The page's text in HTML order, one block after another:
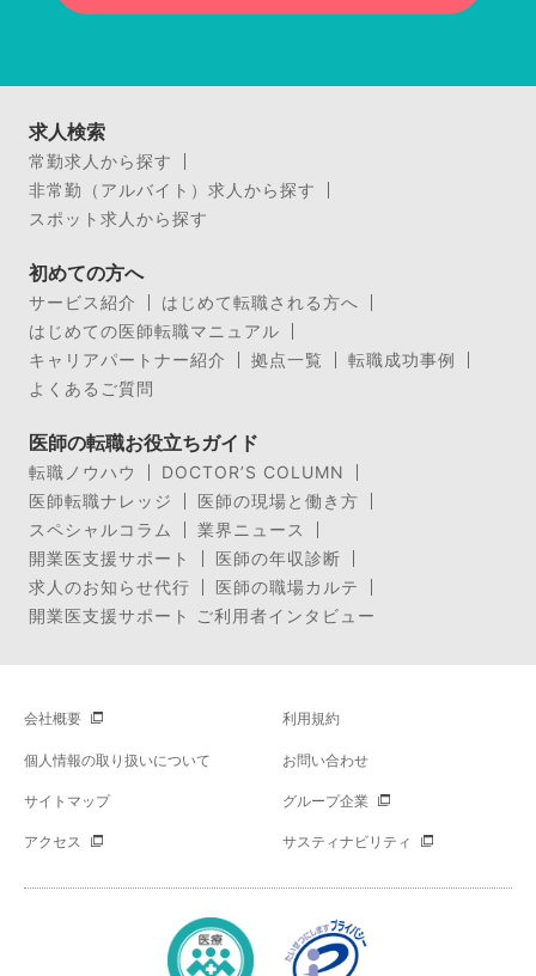
求人検索
常勤求人から探す
非常勤（アルバイト）求人から探す
スポット求人から探す
初めての方へ
サービス紹介
はじめて転職される方へ
はじめての医師転職マニュアル
キャリアパートナー紹介
拠点一覧
転職成功事例
よくあるご質問
医師の転職お役立ちガイド
転職ノウハウ
DOCTOR’S COLUMN
医師転職ナレッジ
医師の現場と働き方
スペシャルコラム
業界ニュース
開業医支援サポート
医師の年収診断
求人のお知らせ代行
医師の職場カルテ
開業医支援サポート ご利用者インタビュー
会社概要 利用規約
個人情報の取り扱いについて お問い合わせ
サイトマップ グループ企業
アクセス サスティナビリティ